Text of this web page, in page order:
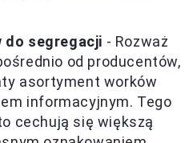
do segregacji - Rozważ
od producentów,
asortyment worków
informacyjnym. Tego
cechują się większą